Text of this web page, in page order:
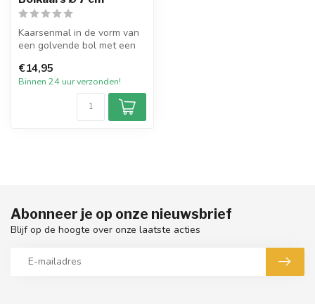
Kaarsenmal in de vorm van
een golvende bol met een
ku...
€14,95
Binnen 24 uur verzonden!
Abonneer je op onze nieuwsbrief
Blijf op de hoogte over onze laatste acties